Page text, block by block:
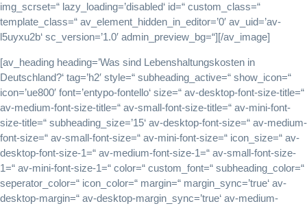
img_scrset=“ lazy_loading=’disabled‘ id=“ custom_class=“
template_class=“ av_element_hidden_in_editor=’0′ av_uid=’av-
l5uyxu2b‘ sc_version=’1.0′ admin_preview_bg=“][/av_image]
[av_heading heading=’Was sind Lebenshaltungskosten in
Deutschland?‘ tag=’h2′ style=“ subheading_active=“ show_icon=“
icon=’ue800′ font=’entypo-fontello‘ size=“ av-desktop-font-size-title=“
av-medium-font-size-title=“ av-small-font-size-title=“ av-mini-font-
size-title=“ subheading_size=’15‘ av-desktop-font-size=“ av-medium-
font-size=“ av-small-font-size=“ av-mini-font-size=“ icon_size=“ av-
desktop-font-size-1=“ av-medium-font-size-1=“ av-small-font-size-
1=“ av-mini-font-size-1=“ color=“ custom_font=“ subheading_color=“
seperator_color=“ icon_color=“ margin=“ margin_sync=’true‘ av-
desktop-margin=“ av-desktop-margin_sync=’true‘ av-medium-